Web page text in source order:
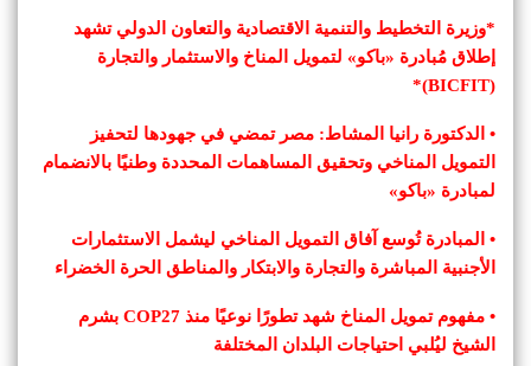
*وزيرة التخطيط والتنمية الاقتصادية والتعاون الدولي تشهد
إطلاق مُبادرة «باكو» لتمويل المناخ والاستثمار والتجارة
(BICFIT)*
• الدكتورة رانيا المشاط: مصر تمضي في جهودها لتحفيز
التمويل المناخي وتحقيق المساهمات المحددة وطنيًا بالانضمام
لمبادرة «باكو»
• المبادرة تُوسع آفاق التمويل المناخي ليشمل الاستثمارات
الأجنبية المباشرة والتجارة والابتكار والمناطق الحرة الخضراء
• مفهوم تمويل المناخ شهد تطورًا نوعيًا منذ COP27 بشرم
الشيخ ليُلبي احتياجات البلدان المختلفة